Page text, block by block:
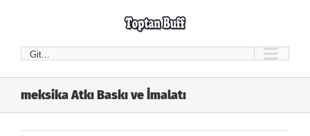
Git...
meksika Atkı Baskı ve İmalatı